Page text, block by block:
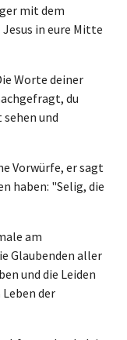
mit dem
in eure Mitte
Worte deiner
du
und
Vorwürfe, er sagt
haben: "Selig, die
am
Glaubenden aller
und die Leiden
der